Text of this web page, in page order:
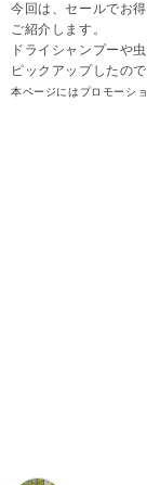
今回は、セールでお
ご紹介します。
ドライシャンプーや
ピックアップしたの
本ページにはプロモーシ